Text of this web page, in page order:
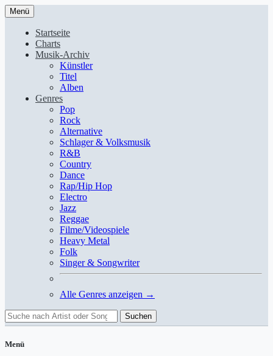
Menü
Startseite
Charts
Musik-Archiv
Künstler
Titel
Alben
Genres
Pop
Rock
Alternative
Schlager & Volksmusik
R&B
Country
Dance
Rap/Hip Hop
Electro
Jazz
Reggae
Filme/Videospiele
Heavy Metal
Folk
Singer & Songwriter
Alle Genres anzeigen →
Suchen
Menü